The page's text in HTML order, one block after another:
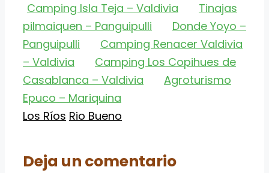
Camping Isla Teja – Valdivia
Tinajas
pilmaiquen – Panguipulli
Donde Yoyo –
Panguipulli
Camping Renacer Valdivia
– Valdivia
Camping Los Copihues de
Casablanca – Valdivia
Agroturismo
Epuco – Mariquina
Categorías
Los Ríos Etiquetas
Rio Bueno
Deja un comentario